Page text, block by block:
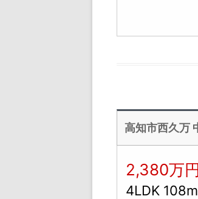
高知市西久万
2,380万円
4LDK